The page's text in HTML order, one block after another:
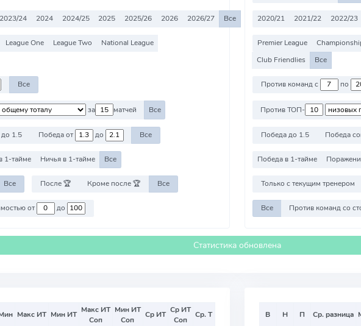
2023/24 2024 2024/25 2025 2025/26 2026 2026/27 Все
League One League Two
National League
Все
за матчей Все
1.5 Победа от до Все
1-тайме Ничья в 1-тайме Все
Все После 🏆 Кроме после 🏆 Все
Против команд со стоимостью от до
2020/21 2021/22 2022/23
Premier League
Club Friendlies
Все
Против команд с по
Против ТОП-
Победа до 1.5 Победа
Победа в 1-тайме
Только с текущим тренером
Все
Статистика обновлена
Макс ИТ Мин ИТ Макс ИТ
Соп
Мин ИТ
Соп
Ср ИТ Ср ИТ
Соп
Ср. Т В Н П Ср. разница